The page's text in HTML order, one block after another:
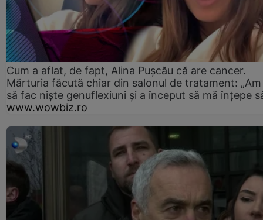
Cum a aflat, de fapt, Alina Pușcău că are cancer.
Mărturia făcută chiar din salonul de tratament:
să fac niște genuflexiuni și a început să mă înțepe
www.wowbiz.ro